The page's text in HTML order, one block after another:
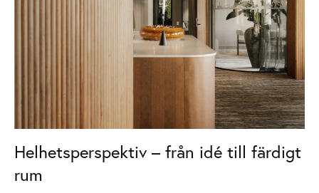
Helhetsperspektiv – från idé till färdigt
rum